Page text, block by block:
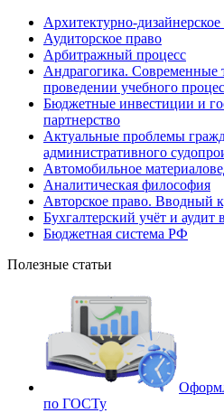
Архитектурно-
Аудиторское право
Арбитражный процесс
Андрагогика. Современные
проведении учебного
Бюджетные инвестиции и
партнерство
Актуальные проблемы
административного
Автомобильное
Аналитическая философия
Авторское право. Вводный
Бухгалтерский учёт и аудит
Бюджетная система РФ
Полезные статьи
по ГОСТу